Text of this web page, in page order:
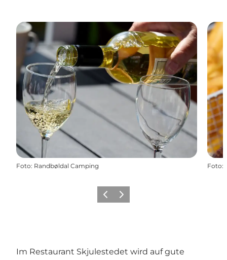
Foto: Randbøldal Camping Foto:
ZurückWeiter
Im Restaurant Skjulestedet wird auf gute